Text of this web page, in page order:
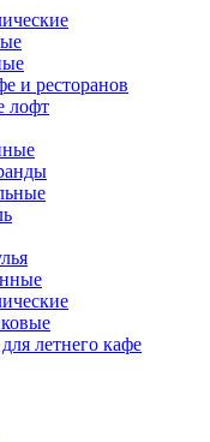
и ресторанов
лофт
летнего кафе